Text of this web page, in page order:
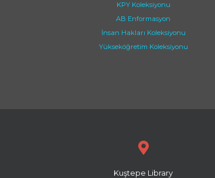
KPY Koleksiyonu
AB Enformasyon
İnsan Hakları Koleksiyonu
Yükseköğretim Koleksiyonu
Kuştepe Library